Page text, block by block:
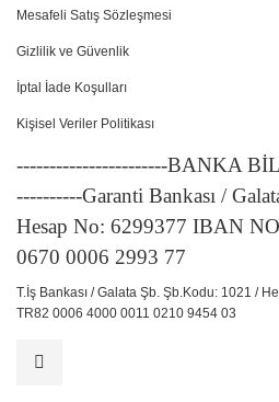
Mesafeli Satış Sözleşmesi
Gizlilik ve Güvenlik
İptal İade Koşulları
Kişisel Veriler Politikası
-----------------------BANKA
----------Garanti Bankası /
Hesap No: 6299377 IBAN
0670 0006 2993 77
T.İş Bankası / Galata Şb. Şb.Kodu: 1021 /
TR82 0006 4000 0011 0210 9454 03